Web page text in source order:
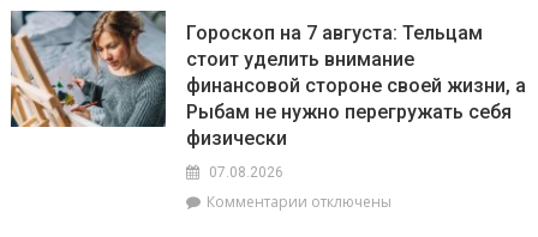
обернулся
трагедией
или
проблемами
с
гроза
оставила
без
света
Беларуси
Гороскоп на 7 августа: Тельцам
стоит уделить внимание
финансовой стороне своей жизни, а
Рыбам не нужно перегружать себя
физически
07.08.2026
Комментарии котключены